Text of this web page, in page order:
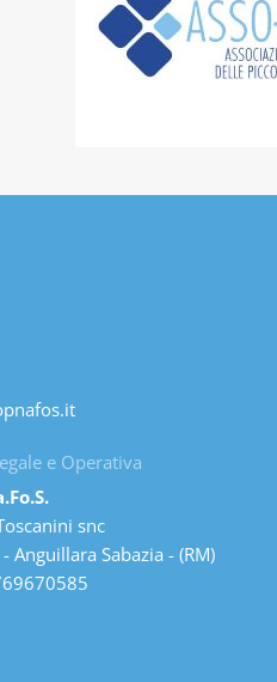
e Operativa
snc
Anguillara Sabazia - (RM)